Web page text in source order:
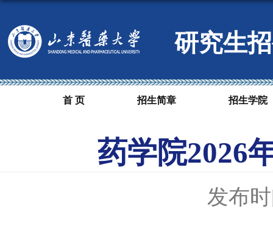
研究生
首 页 招生简章 招生学院
药学院2026
发布